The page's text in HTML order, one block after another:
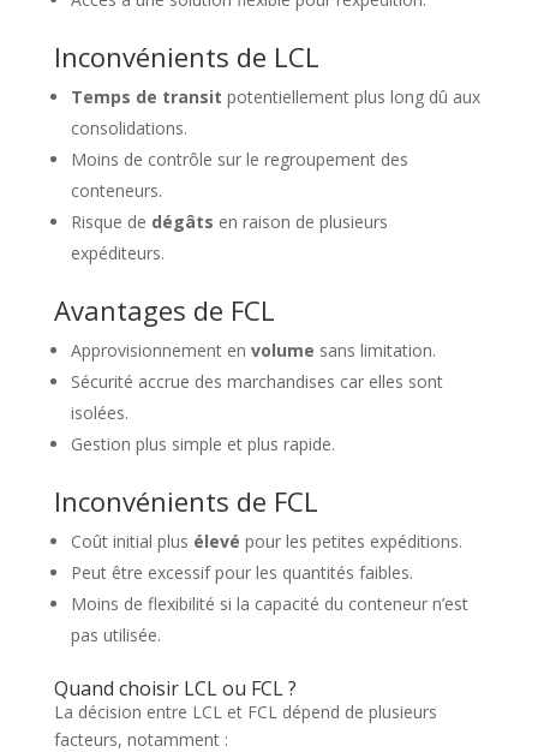
Inconvénients de LCL
Temps de transit potentiellement plus long dû aux
consolidations.
Moins de contrôle sur le regroupement des
conteneurs.
Risque de dégâts en raison de plusieurs
expéditeurs.
Avantages de FCL
Approvisionnement en volume sans limitation.
Sécurité accrue des marchandises car elles sont
isolées.
Gestion plus simple et plus rapide.
Inconvénients de FCL
Coût initial plus élevé pour les petites expéditions.
Peut être excessif pour les quantités faibles.
Moins de flexibilité si la capacité du conteneur n’est
pas utilisée.
Quand choisir LCL ou FCL ?
La décision entre LCL et FCL dépend de plusieurs
facteurs, notamment :